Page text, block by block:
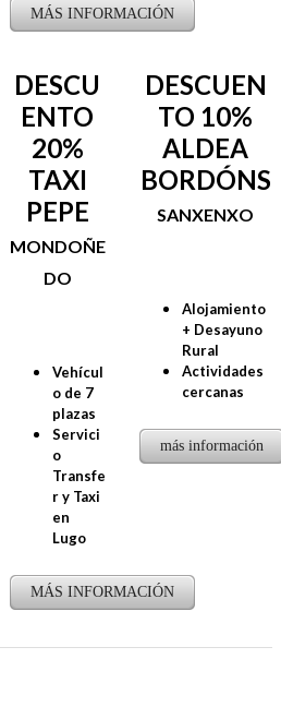
MÁS INFORMACIÓN
DESCU
ENTO
20%
TAXI
PEPE
MONDOÑE
DO
Vehícul
o de 7
plazas
Servici
o
Transfe
r y Taxi
en
Lugo
MÁS INFORMACIÓN
DESCUEN
TO 10%
ALDEA
BORDÓNS
SANXENXO
Alojamiento
+ Desayuno
Rural
Actividades
cercanas
más información